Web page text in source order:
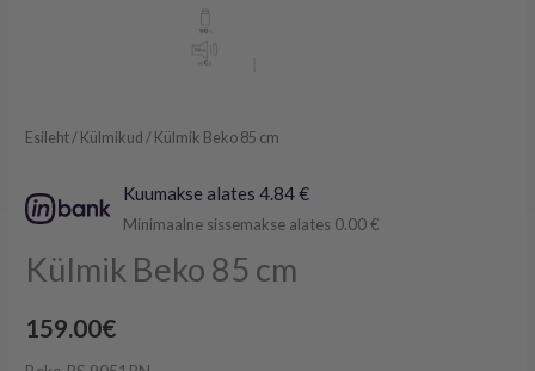
Esileht / Külmikud / Külmik Beko 85 cm
Kuumakse alates 4.84 €
Minimaalne sissemakse alates 0.00 €
Külmik Beko 85 cm
159.00€